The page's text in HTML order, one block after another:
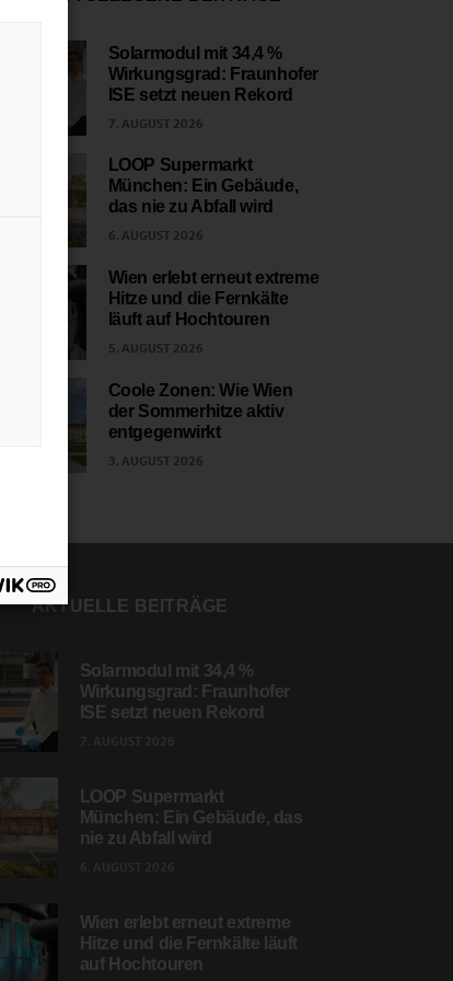
Solarmodul mit 34,4 %
Wirkungsgrad: Fraunhofer
ISE setzt neuen Rekord
7. AUGUST 2026
LOOP Supermarkt
München: Ein Gebäude,
das nie zu Abfall wird
6. AUGUST 2026
Wien erlebt erneut extreme
Hitze und die Fernkälte
läuft auf Hochtouren
5. AUGUST 2026
Coole Zonen: Wie Wien
der Sommerhitze aktiv
entgegenwirkt
3. AUGUST 2026
AKTUELLE BEITRÄGE
Solarmodul mit 34,4 %
Wirkungsgrad: Fraunhofer
ISE setzt neuen Rekord
LOOP Supermarkt
München: Ein Gebäude, das
nie zu Abfall wird
Wien erlebt erneut extreme
Hitze und die Fernkälte läuft
auf Hochtouren